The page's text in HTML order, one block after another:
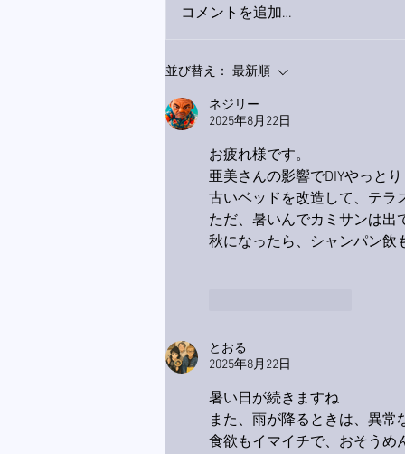
9月23日「amiism」リリー
コメントを追加…
並び替え： 最新順
ネジリー
2025年8月22日
お疲れ様です。
亜美さんの影響でDIYやっと
古いベッドを改造して、テラ
ただ、暑いんでカミサンは出
秋になったら、シャンパン飲
とおる
2025年8月22日
暑い日が続きますね
また、雨が降るときは、異
食欲もイマイチで、おそうめ